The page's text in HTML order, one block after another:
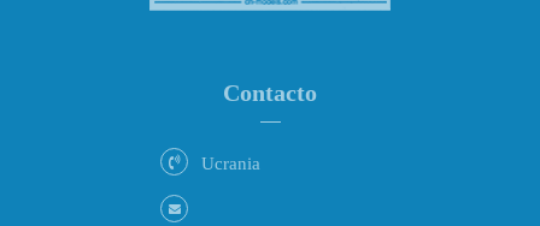
Contacto
Ucrania